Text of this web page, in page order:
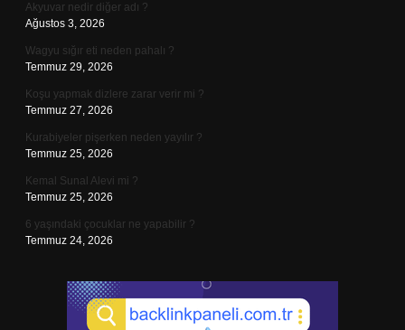
Akyuvar nedir diğer adı ?
Ağustos 3, 2026
Wagyu sığır eti neden pahalı ?
Temmuz 29, 2026
Koşu yapmak dizlere zarar verir mi ?
Temmuz 27, 2026
Kurabiyeler pişerken neden yayılır ?
Temmuz 25, 2026
Kemal Sunal Alevi mi ?
Temmuz 25, 2026
6 yaşındaki çocuklar ne yapabilir ?
Temmuz 24, 2026